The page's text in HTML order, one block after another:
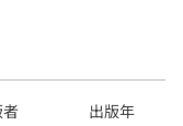
出版年